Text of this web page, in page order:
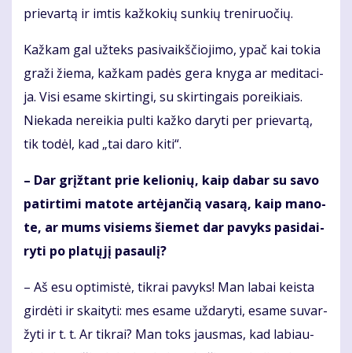
prie­var­tą ir im­tis kaž­ko­kių sun­kių tre­ni­ruo­čių.
Kaž­kam gal už­teks pa­si­vaikš­čio­ji­mo, ypač kai to­kia
gra­ži žie­ma, kaž­kam pa­dės ge­ra kny­ga ar me­di­ta­ci­
ja. Vi­si esa­me skir­tin­gi, su skir­tin­gais po­rei­kiais.
Nie­ka­da ne­rei­kia pul­ti kaž­ko da­ry­ti per prie­var­tą,
tik to­dėl, kad „tai da­ro ki­ti“.
– Dar grįž­tant prie ke­lio­nių, kaip da­bar su sa­vo
pa­tir­ti­mi ma­to­te ar­tė­jan­čią va­sa­rą, kaip ma­no­
te, ar mums vi­siems šie­met dar pa­vyks pa­si­dai­
ry­ti po pla­tų­jį pa­sau­lį?
– Aš esu op­ti­mis­tė, tik­rai pa­vyks! Man la­bai keis­ta
gir­dė­ti ir skai­ty­ti: mes esa­me už­da­ry­ti, esa­me su­var­
žy­ti ir t. t. Ar tik­rai? Man toks jaus­mas, kad la­biau­